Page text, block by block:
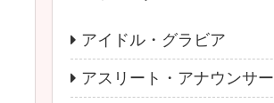
アイドル・グラビア
アスリート・アナウンサー